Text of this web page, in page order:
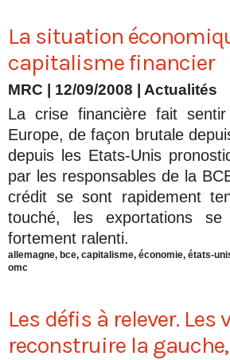
La situation
capitalisme financier
MRC | 12/09/2008 Actualités
La crise financière fait
Europe, de façon brutale
depuis les Etats-Unis
par les responsables de la
crédit se sont rapidement
touché, les exportations se
fortement ralenti.
allemagne, bce, capitalisme, économie, états-
omc
Les défis à relever.
reconstruire la